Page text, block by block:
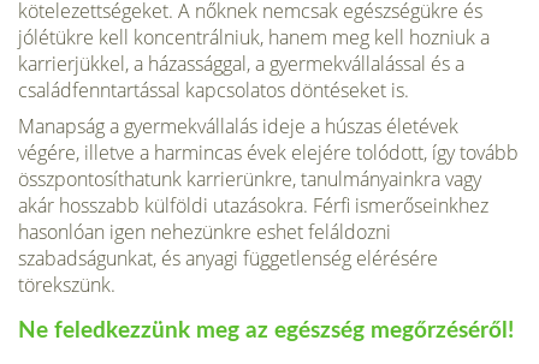
kötelezettségeket. A nőknek nemcsak egészségükre és
jólétükre kell koncentrálniuk, hanem meg kell hozniuk a
karrierjükkel, a házassággal, a gyermekvállalással és a
családfenntartással kapcsolatos döntéseket is.
Manapság a gyermekvállalás ideje a húszas életévek
végére, illetve a harmincas évek elejére tolódott, így tovább
összpontosíthatunk karrierünkre, tanulmányainkra vagy
akár hosszabb külföldi utazásokra. Férfi ismerőseinkhez
hasonlóan igen nehezünkre eshet feláldozni
szabadságunkat, és anyagi függetlenség elérésére
törekszünk.
Ne feledkezzünk meg az egészség megőrzéséről!